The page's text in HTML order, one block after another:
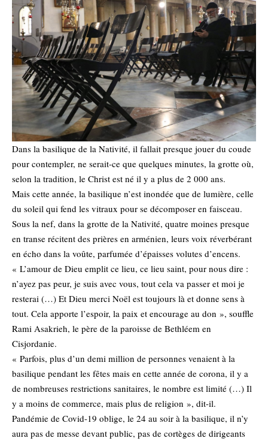
Dans la basilique de la Nativité, il fallait presque jouer du coude
pour contempler, ne serait-ce que quelques minutes, la grotte où,
selon la tradition, le Christ est né il y a plus de 2 000 ans.
Mais cette année, la basilique n’est inondée que de lumière, celle
du soleil qui fend les vitraux pour se décomposer en faisceau.
Sous la nef, dans la grotte de la Nativité, quatre moines presque
en transe récitent des prières en arménien, leurs voix réverbérant
en écho dans la voûte, parfumée d’épaisses volutes d’encens.
« L’amour de Dieu emplit ce lieu, ce lieu saint, pour nous dire :
n’ayez pas peur, je suis avec vous, tout cela va passer et moi je
resterai (…) Et Dieu merci Noël est toujours là et donne sens à
tout. Cela apporte l’espoir, la paix et encourage au don », souffle
Rami Asakrieh, le père de la paroisse de Bethléem en
Cisjordanie.
« Parfois, plus d’un demi million de personnes venaient à la
basilique pendant les fêtes mais en cette année de corona, il y a
de nombreuses restrictions sanitaires, le nombre est limité (…) Il
y a moins de commerce, mais plus de religion », dit-il.
Pandémie de Covid-19 oblige, le 24 au soir à la basilique, il n’y
aura pas de messe devant public, pas de cortèges de dirigeants